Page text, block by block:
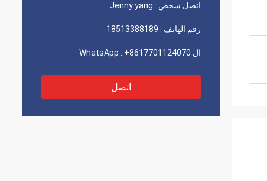
اتصل شخص : Jenny yang
رقم الهاتف : 18513388189
ال WhatsApp : +8617701124070
اتصل